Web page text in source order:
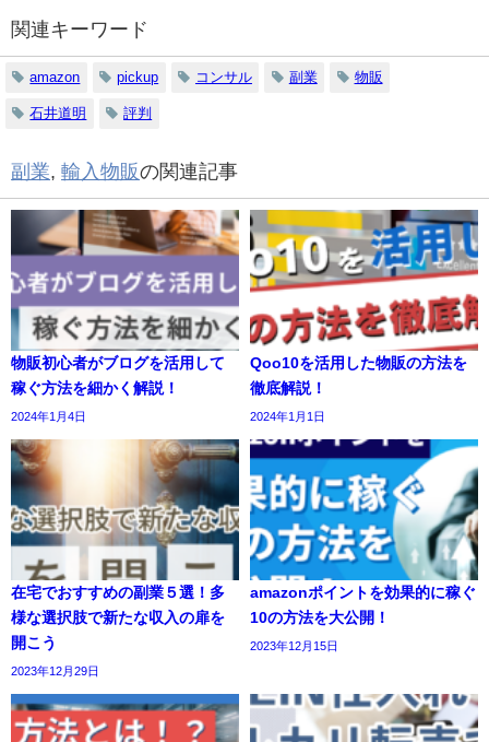
関連キーワード
amazon pickup コンサル 副業 物販
石井道明 評判
副業, 輸入物販の関連記事
物販初心者がブログを活用して
稼ぐ方法を細かく解説！
2024年1月4日
Qoo10を活用した物販の方法を
徹底解説！
2024年1月1日
在宅でおすすめの副業５選！多
様な選択肢で新たな収入の扉を
開こう
2023年12月29日
amazonポイントを効果的に稼ぐ
10の方法を大公開！
2023年12月15日